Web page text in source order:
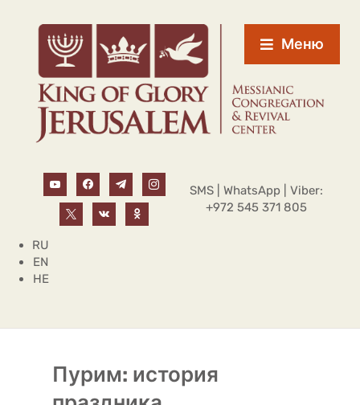
Меню
SMS | WhatsApp | Viber:
+972 545 371 805
RU
EN
HE
Пурим: история